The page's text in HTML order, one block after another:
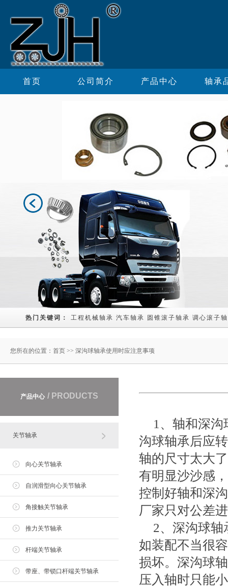
首页 公司简介 产品中心 轴承
热门关键词： 工程机械轴承 汽车轴承 圆锥滚子轴承 调心滚子
您所在的位置： 首页 >> 深沟球轴承使用时应注意事项
产品中心 / PRODUCTS
关节轴承
向心关节轴承
自润滑型向心关节轴承
角接触关节轴承
推力关节轴承
杆端关节轴承
带座、带锁口杆端关节轴承
1、轴和深
沟球轴承后应
轴的尺寸太大
有明显沙沙感
控制好轴和深
厂家只对公差
2、深沟球
如装配不当很
损坏。深沟球
压入轴时只能